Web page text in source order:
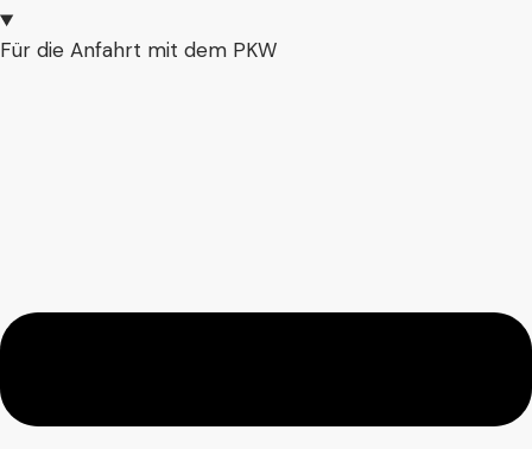
Für die Anfahrt mit dem PKW